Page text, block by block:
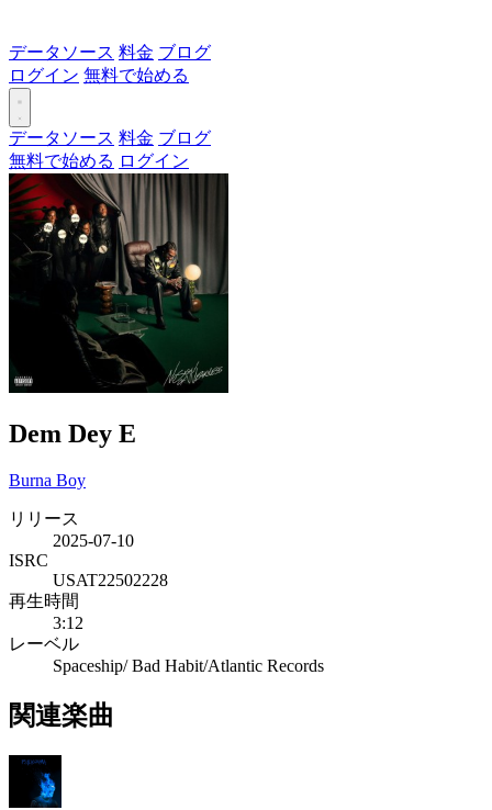
データソース 料金 ブログ
ログイン 無料で始める
データソース 料金 ブログ
無料で始める ログイン
Dem Dey E
Burna Boy
リリース
2025-07-10
ISRC
USAT22502228
再生時間
3:12
レーベル
Spaceship/ Bad Habit/Atlantic Records
関連楽曲